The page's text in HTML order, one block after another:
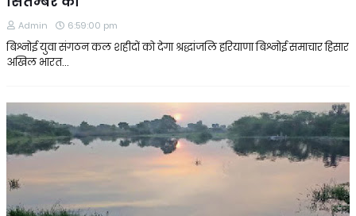
Admin 6:59:00 pm
बिश्नोई युवा संगठन कल शहीदों को देगा श्रद्धांजलि हरियाणा बिश्नोई समाचार हिसार
अखिल भारत…